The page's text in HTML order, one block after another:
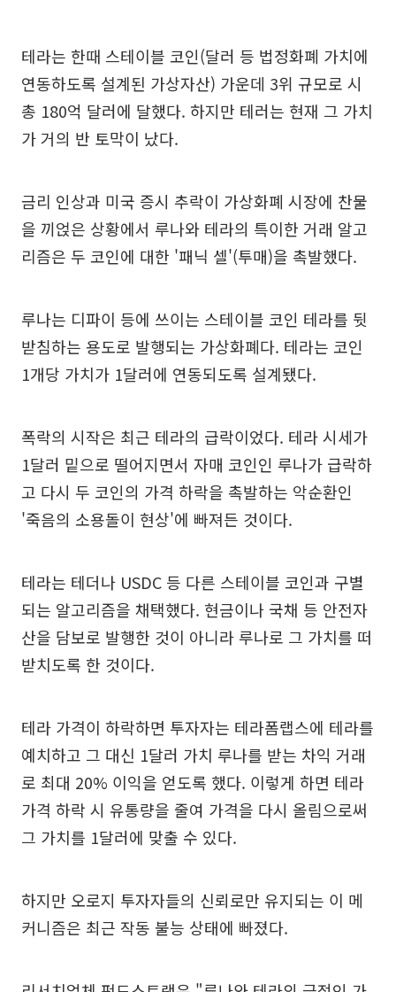
테라는 한때 스테이블 코인(달러 등 법정화폐 가치에
연동하도록 설계된 가상자산) 가운데 3위 규모로 시
총 180억 달러에 달했다. 하지만 테러는 현재 그 가치
가 거의 반 토막이 났다.
금리 인상과 미국 증시 추락이 가상화폐 시장에 찬물
을 끼얹은 상황에서 루나와 테라의 특이한 거래 알고
리즘은 두 코인에 대한 '패닉 셀'(투매)을 촉발했다.
루나는 디파이 등에 쓰이는 스테이블 코인 테라를 뒷
받침하는 용도로 발행되는 가상화폐다. 테라는 코인
1개당 가치가 1달러에 연동되도록 설계됐다.
폭락의 시작은 최근 테라의 급락이었다. 테라 시세가
1달러 밑으로 떨어지면서 자매 코인인 루나가 급락하
고 다시 두 코인의 가격 하락을 촉발하는 악순환인
'죽음의 소용돌이 현상'에 빠져든 것이다.
테라는 테더나 USDC 등 다른 스테이블 코인과 구별
되는 알고리즘을 채택했다. 현금이나 국채 등 안전자
산을 담보로 발행한 것이 아니라 루나로 그 가치를 떠
받치도록 한 것이다.
테라 가격이 하락하면 투자자는 테라폼랩스에 테라를
예치하고 그 대신 1달러 가치 루나를 받는 차익 거래
로 최대 20% 이익을 얻도록 했다. 이렇게 하면 테라
가격 하락 시 유통량을 줄여 가격을 다시 올림으로써
그 가치를 1달러에 맞출 수 있다.
하지만 오로지 투자자들의 신뢰로만 유지되는 이 메
커니즘은 최근 작동 불능 상태에 빠졌다.